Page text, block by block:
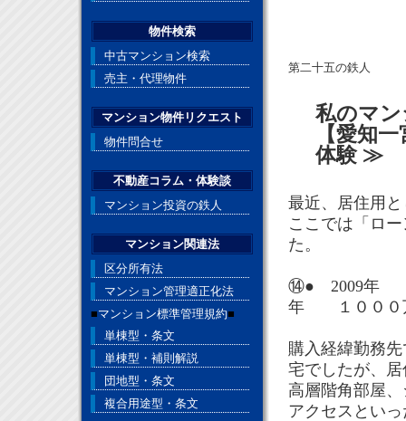
第二十五の鉄人
私のマ
【愛知
体験 ≫
最近、居住用
ここでは「ロ
た。
⑭● 2009年
年 １００
購入経緯勤務
宅でしたが、
高層階角部屋
アクセスとい
物件検索
中古マンション検索
売主・代理物件
マンション物件リクエスト
物件問合せ
不動産コラム・体験談
マンション投資の鉄人
マンション関連法
区分所有法
マンション管理適正化法
■マンション標準管理規約■
単棟型・条文
単棟型・補則解説
団地型・条文
複合用途型・条文